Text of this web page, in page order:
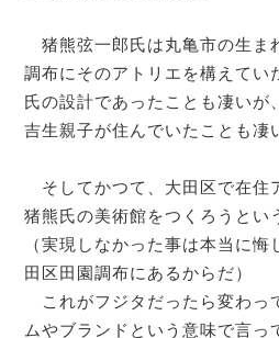
猪熊弦一郎氏は丸亀市の生ま
調布にそのアトリエを構えてい
氏の設計であったことも凄いが
吉生親子が住んでいたことも凄
そしてかつて、大田区で在住
猪熊氏の美術館をつくろうとい
（実現しなかった事は本当に
田区田園調布にあるからだ）
これがフジタだったら変わっ
ムやブランドという意味で言っ